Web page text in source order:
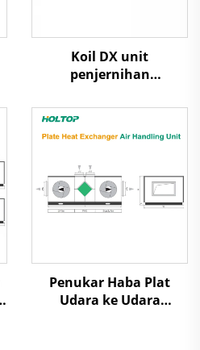
Koil DX unit
penjernihan
Penukar Haba Plat
Udara ke Udara